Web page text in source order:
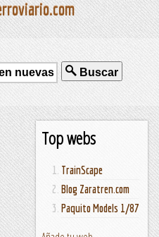
Buscar
Top webs
TrainScape
Blog Zaratren.com
Paquito Models 1/87